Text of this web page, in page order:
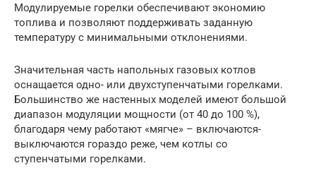
Модулируемые горелки обеспечивают экономию
топлива и позволяют поддерживать заданную
температуру с минимальными отклонениями.
Значительная часть напольных газовых котлов
оснащается одно- или двухступенчатыми горелками.
Большинство же настенных моделей имеют большой
диапазон модуляции мощности (от 40 до 100 %),
благодаря чему работают «мягче» – включаются-
выключаются гораздо реже, чем котлы со
ступенчатыми горелками.